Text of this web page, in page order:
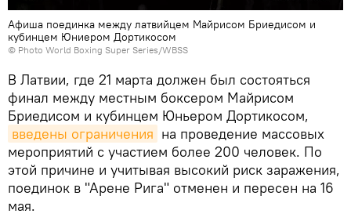
Афиша поединка между латвийцем Майрисом Бриедисом и
кубинцем Юниером Дортикосом
© Photo World Boxing Super Series/WBSS
В Латвии, где 21 марта должен был состояться
финал между местным боксером Майрисом
Бриедисом и кубинцем Юньером Дортикосом,
введены ограничения на проведение массовых
мероприятий с участием более 200 человек. По
этой причине и учитывая высокий риск заражения,
поединок в "Арене Рига" отменен и пересен на 16
мая.